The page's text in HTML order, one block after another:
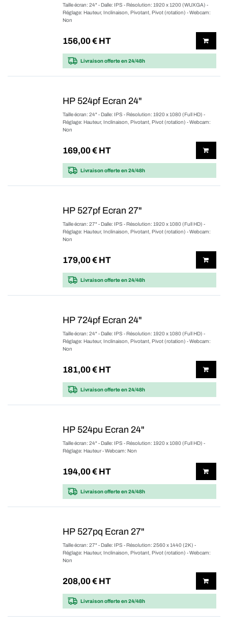
Taille écran: 24" - Dalle: IPS - Résolution: 1920 x 1200 (WUXGA) -
Réglage: Hauteur, Inclinaison, Pivotant, Pivot (rotation) - Webcam:
Non
156,00€ HT
Livraison offerteen 24/48h
HP 524pf Ecran 24"
Taille écran: 24" - Dalle: IPS - Résolution: 1920 x 1080 (Full HD) -
Réglage: Hauteur, Inclinaison, Pivotant, Pivot (rotation) - Webcam:
Non
169,00€ HT
Livraison offerteen 24/48h
HP 527pf Ecran 27"
Taille écran: 27" - Dalle: IPS - Résolution: 1920 x 1080 (Full HD) -
Réglage: Hauteur, Inclinaison, Pivotant, Pivot (rotation) - Webcam:
Non
179,00€ HT
Livraison offerteen 24/48h
HP 724pf Ecran 24"
Taille écran: 24" - Dalle: IPS - Résolution: 1920 x 1080 (Full HD) -
Réglage: Hauteur, Inclinaison, Pivotant, Pivot (rotation) - Webcam:
Non
181,00€ HT
Livraison offerteen 24/48h
HP 524pu Ecran 24"
Taille écran: 24" - Dalle: IPS - Résolution: 1920 x 1080 (Full HD) -
Réglage: Hauteur - Webcam: Non
194,00€ HT
Livraison offerteen 24/48h
HP 527pq Ecran 27"
Taille écran: 27" - Dalle: IPS - Résolution: 2560 x 1440 (2K) -
Réglage: Hauteur, Inclinaison, Pivotant, Pivot (rotation) - Webcam:
Non
208,00€ HT
Livraison offerteen 24/48h